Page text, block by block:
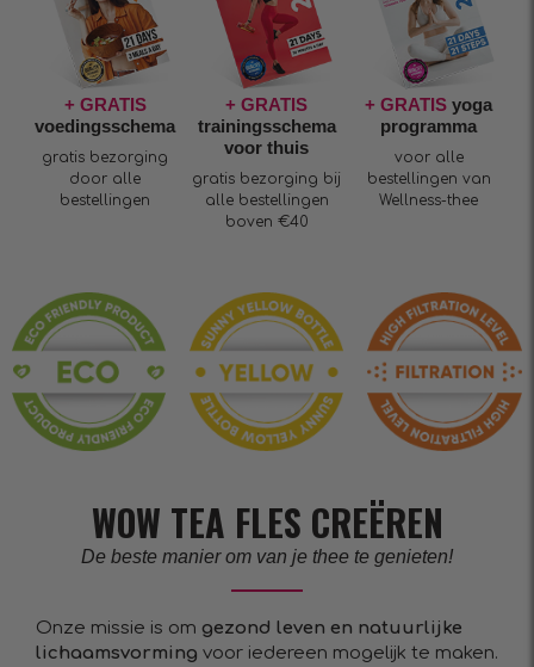
+ GRATIS
voedingsschema
gratis bezorging
door alle
bestellingen
+ GRATIS
trainingsschema
voor thuis
gratis bezorging bij
alle bestellingen
boven €40
+ GRATISyoga
programma
voor alle
bestellingen van
Wellness-thee
WOW TEA FLES CREËREN
De beste manier om van je thee te genieten!
Onze missie is om gezond leven en natuurlijke
lichaamsvorming voor iedereen mogelijk te maken.